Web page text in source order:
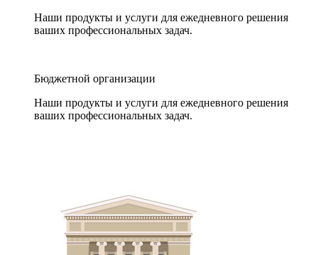
Наши продукты и услуги для ежедневного решения
ваших профессиональных задач.
Бюджетной организации
Наши продукты и услуги для ежедневного решения
ваших профессиональных задач.